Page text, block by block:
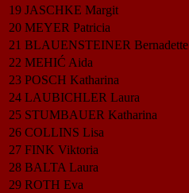
19 JASCHKE Margit
20 MEYER Patricia
21 BLAUENSTEINER Bernadette
22 MEHIĆ Aida
23 POSCH Katharina
24 LAUBICHLER Laura
25 STUMBAUER Katharina
26 COLLINS Lisa
27 FINK Viktoria
28 BALTA Laura
29 ROTH Eva